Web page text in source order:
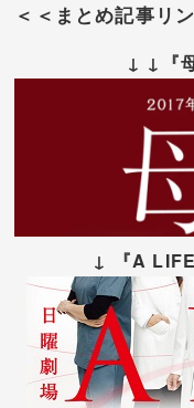
＜＜まとめ記事リ
↓ ↓『
↓ 『A